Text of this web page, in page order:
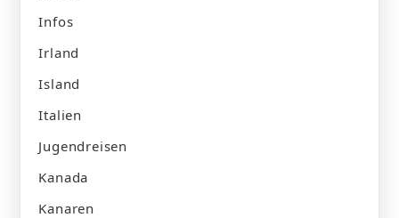
Infos
Irland
Island
Italien
Jugendreisen
Kanada
Kanaren